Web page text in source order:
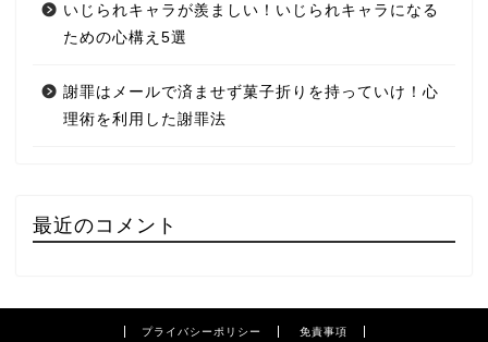
いじられキャラが羨ましい！いじられキャラになる
ための心構え5選
謝罪はメールで済ませず菓子折りを持っていけ！心
理術を利用した謝罪法
最近のコメント
プライバシーポリシー 免責事項